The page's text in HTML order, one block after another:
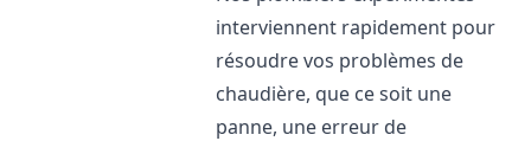
interviennent rapidement pour
résoudre vos problèmes de
chaudière, que ce soit une
panne, une erreur de